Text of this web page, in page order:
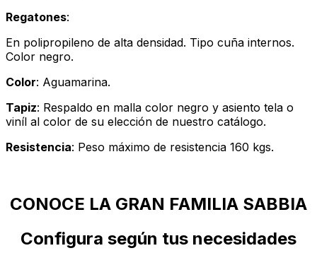
Regatones:
En polipropileno de alta densidad. Tipo cuña internos.
Color negro.
Color: Aguamarina.
Tapiz: Respaldo en malla color negro y asiento tela o
viníl al color de su elección de nuestro catálogo.
Resistencia: Peso máximo de resistencia 160 kgs.
CONOCE LA GRAN FAMILIA SABBIA
Configura según tus necesidades